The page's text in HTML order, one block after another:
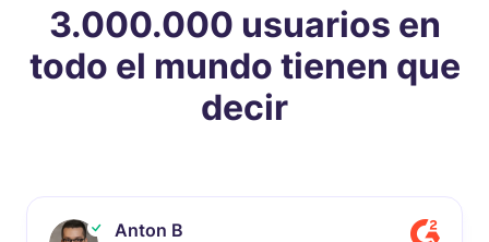
3.000.000 usuarios en
todo el mundo tienen que
decir
Anton B